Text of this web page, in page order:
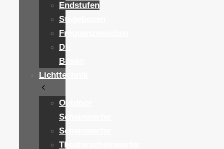
Endstufen
Stageboxen
Frequenzweichen
DI-
Boxen
Lichttechnik
Outdoor
Scheinwerfer
Scheinwerfer
Theaterscheinwerfer